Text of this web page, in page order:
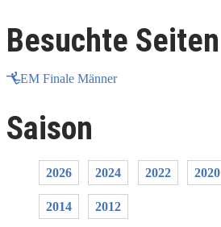
Besuchte Seiten
EM Finale Männer
Saison
2026 2024 2022 2020
2014 2012